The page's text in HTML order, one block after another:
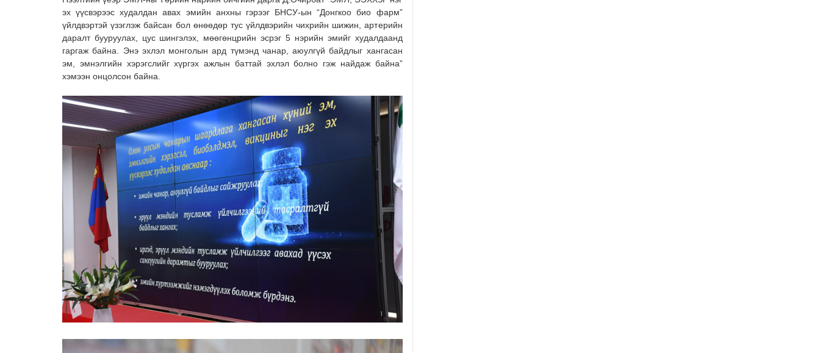
эх үүсвэрээс худалдан авах эмийн анхны гэрээг БНСУ-ын “Донгкоо био фарм”
үйлдвэртэй үзэглэж байсан бол өнөөдөр тус үйлдвэрийн чихрийн шижин, артерийн
даралт бууруулах, цус шингэлэх, мөөгөнцрийн эсрэг 5 нэрийн эмийг худалдаанд
гаргаж байна. Энэ эхлэл монголын ард түмэнд чанар, аюулгүй байдлыг хангасан
эм, эмнэлгийн хэрэгслийг хүргэх ажлын баттай эхлэл болно гэж найдаж байна”
хэмээн онцолсон байна.